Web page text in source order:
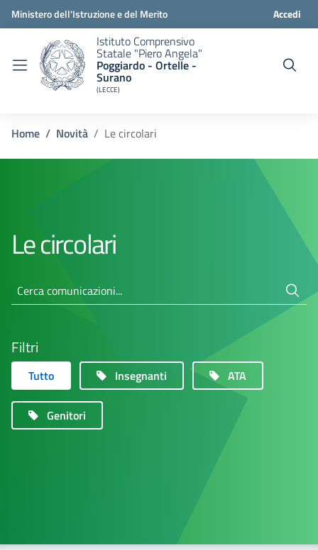
Ministero dell'Istruzione e del Merito Accedi
Istituto Comprensivo
Statale "Piero Angela"
Poggiardo - Ortelle -
Surano
(LECCE)
Home Novità Le circolari
Le circolari
Cerca comunicazioni...
Filtri
Tutto Insegnanti ATA
Genitori